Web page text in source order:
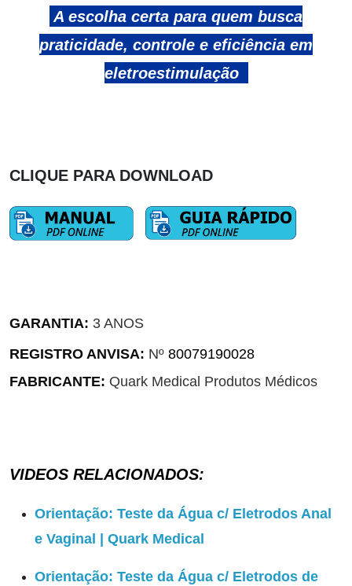
A escolha certa para quem busca
praticidade, controle e eficiência em
eletroestimulação
CLIQUE PARA DOWNLOAD
GARANTIA: 3 ANOS
REGISTRO ANVISA: Nº 80079190028
FABRICANTE: Quark Medical Produtos Médicos
VIDEOS RELACIONADOS:
Orientação: Teste da Água c/ Eletrodos Anal
e Vaginal | Quark Medical
Orientação: Teste da Água c/ Eletrodos de